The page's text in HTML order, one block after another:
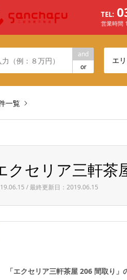
TEL:
営業時間
and
or
エ
一覧
ア三軒茶屋 206 間取り
クセリア三軒茶
/ 最終更新日：2019.06.15
「エクセリア三軒茶屋 206 間取り」